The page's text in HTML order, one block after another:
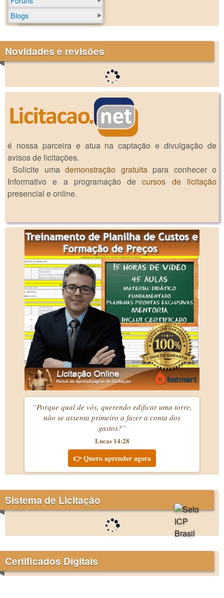
Blogs
Novidades e revisões
é nossa parceira e atua na captação e divulgação de
avisos de licitações.
Solicite umademonstração gratuitapara conhecer o
Informativo e a programação decursos de licitação
presencial e online.
“Porque qual de vós, querendo edificar uma torre,
não se assenta primeiro a fazer a conta dos
gastos?”
Lucas 14:28
👉 Quero aprender agora
Sistema de Licitação
Certificados Digitais